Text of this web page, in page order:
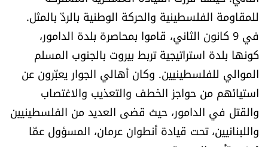
للمقاومة الفلسطينية والحركة الوطنية بالردّ بالمثل.
في 9 كانون الثاني، قاموا بمحاصرة بلدة الدامور،
كونها بلدة استراتيجية تربط بيروت بالجنوب المسلم
الموالي للفلسطينيين. وكان أهالي الجوار يعبّرون عن
استيائهم من حواجز الخطف والتعذيب والاغتصاب
والقتل في الدامور، حيث قضى العديد من الفلسطينيين
واللبنانيين، تحت قيادة أنطوان عرمان، المسؤول عمّا